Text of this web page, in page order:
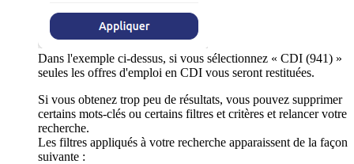
Dans l'exemple ci-dessus, si vous sélectionnez « CDI (941) »
seules les offres d'emploi en CDI vous seront restituées.
Si vous obtenez trop peu de résultats, vous pouvez supprimer
certains mots-clés ou certains filtres et critères et relancer votre
recherche.
Les filtres appliqués à votre recherche apparaissent de la façon
suivante :